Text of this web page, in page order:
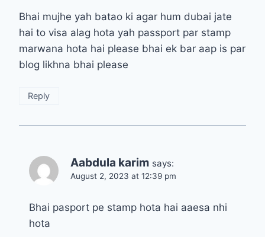
Bhai mujhe yah batao ki agar hum dubai jate
hai to visa alag hota yah passport par stamp
marwana hota hai please bhai ek bar aap is par
blog likhna bhai please
Reply
Aabdula karim says:
August 2, 2023 at 12:39 pm
Bhai pasport pe stamp hota hai aaesa nhi
hota